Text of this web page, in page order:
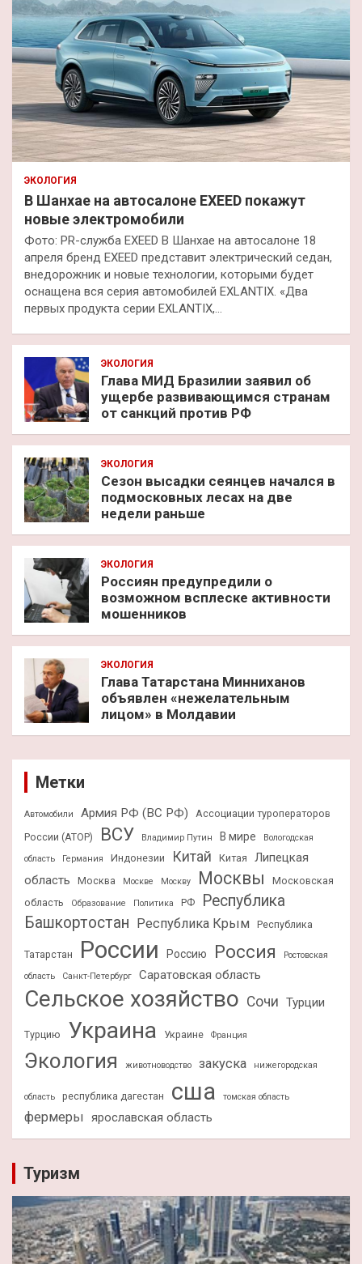
ЭКОЛОГИЯ
В Шанхае на автосалоне EXEED покажут
новые электромобили
Фото: PR-служба EXEED В Шанхае на автосалоне 18
апреля бренд EXEED представит электрический седан,
внедорожник и новые технологии, которыми будет
оснащена вся серия автомобилей EXLANTIX. «Два
первых продукта серии EXLANTIX,…
ЭКОЛОГИЯ
Глава МИД Бразилии заявил об
ущербе развивающимся странам
от санкций против РФ
ЭКОЛОГИЯ
Сезон высадки сеянцев начался в
подмосковных лесах на две
недели раньше
ЭКОЛОГИЯ
Россиян предупредили о
возможном всплеске активности
мошенников
ЭКОЛОГИЯ
Глава Татарстана Минниханов
объявлен «нежелательным
лицом» в Молдавии
Метки
Автомобили Армия РФ (ВС РФ)
Ассоциации туроператоров
России (АТОР)
ВСУ Владимир Путин В мире
Вологодская
область
Германия Индонезии Китай Китая
Липецкая
область
Москва Москве Москву Москвы
Московская
область
Образование Политика РФ
Республика
Башкортостан Республика Крым Республика
Татарстан России Россию Россия
Ростовская
область
Санкт-Петербург Саратовская область
Сельское хозяйство Сочи Турции
Турцию Украина Украине Франция
Экология животноводство закуска нижегородская
область республика дагестан сша томская область
фермеры ярославская область
Туризм